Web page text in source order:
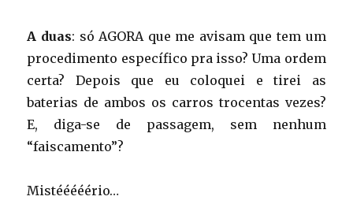
A duas: só AGORA que me avisam que tem um
procedimento específico pra isso? Uma ordem
certa? Depois que eu coloquei e tirei as
baterias de ambos os carros trocentas vezes?
E, diga-se de passagem, sem nenhum
“faiscamento”?
Mistééééério…